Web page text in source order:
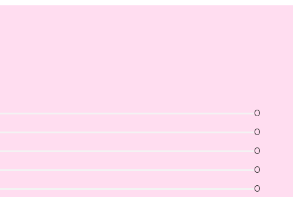
0
0
0
0
0